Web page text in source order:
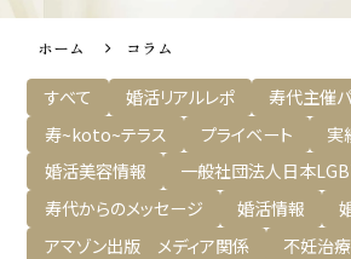
ホーム コラム
すべて 婚活リアルレポ
寿代主催
寿~koto~テラス
プライベート
実
婚活美容情報
一般社団法人日本
寿代からのメッセージ
婚活情報
アマゾン出版 メディア関係
不妊治療